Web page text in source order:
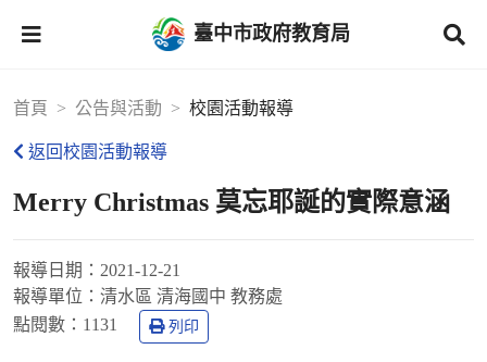
臺中市政府教育局
首頁 公告與活動 校園活動報導
返回校園活動報導
Merry Christmas 莫忘耶誕的實際意涵
報導日期： 2021-12-21
報導單位： 清水區 清海國中 教務處
點閱數： 1131 列印